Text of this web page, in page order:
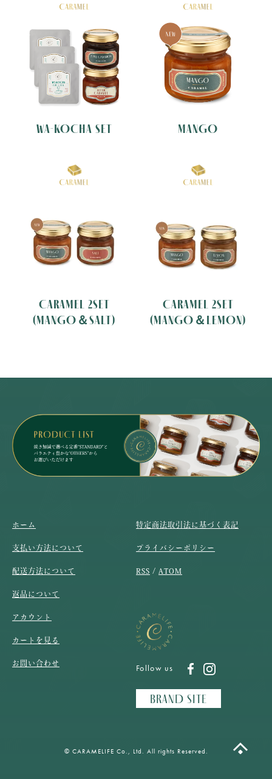
WA-KOCHA SET MANGO
CARAMEL 2SET
(MANGO＆SALT)
CARAMEL 2SET
(MANGO＆LEMON)
ホーム
支払い方法について
配送方法について
返品について
特定商法取引法に基づく表記
プライバシーポリシー
RSS / ATOM
アカウント
カートを見る
お問い合わせ
BRAND SITE
© CARAMELIFE Co., Ltd. All rights Reserved.